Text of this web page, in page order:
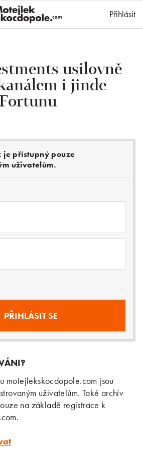
Přihlásit
usilovně
i jinde
je přístupný pouze
uživatelům.
motejlekskocdopole.com jsou
uživatelům. Také archív
na základě registrace k